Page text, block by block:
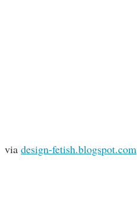
via design-fetish.blogspot.com